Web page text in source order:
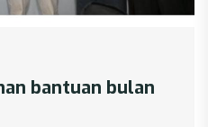
bantuan bulan